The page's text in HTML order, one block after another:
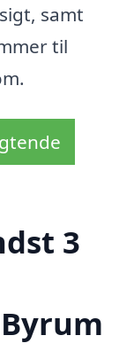
samt
til
3